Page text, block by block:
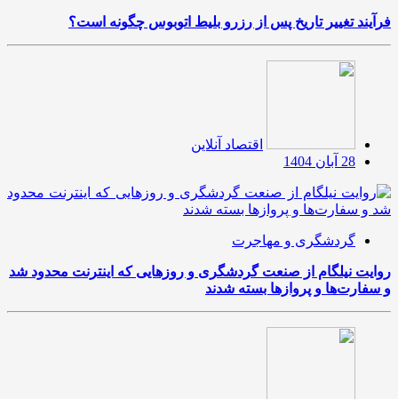
فرآیند تغییر تاریخ پس از رزرو بلیط اتوبوس چگونه است؟
اقتصاد آنلاین
28 آبان 1404
گردشگری و مهاجرت
روایت نیلگام از صنعت گردشگری و روزهایی که اینترنت محدود شد
و سفارت‌ها و پروازها بسته شدند